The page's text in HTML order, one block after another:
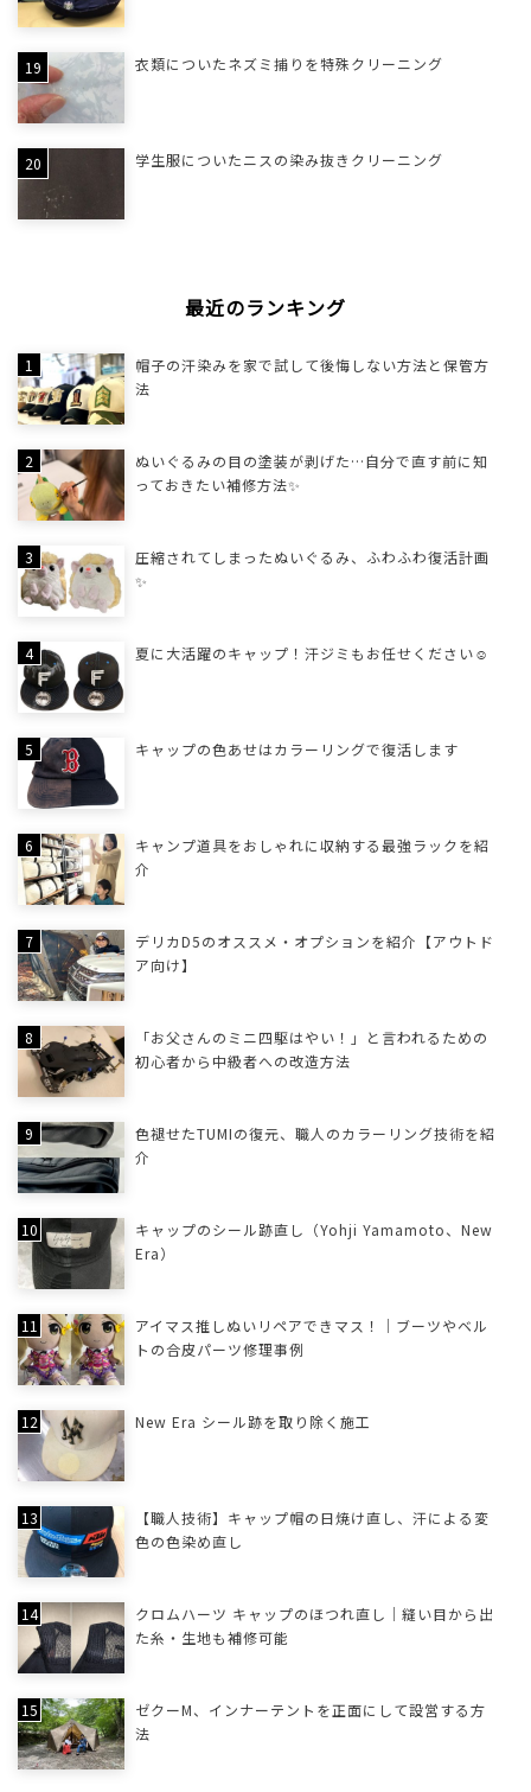
衣類についたネズミ捕りを特殊クリーニング
学生服についたニスの染み抜きクリーニング
最近のランキング
帽子の汗染みを家で試して後悔しない方法と保管方
法
ぬいぐるみの目の塗装が剥げた…自分で直す前に知
っておきたい補修方法✨
圧縮されてしまったぬいぐるみ、ふわふわ復活計画
✨
夏に大活躍のキャップ！汗ジミもお任せください☺
キャップの色あせはカラーリングで復活します
キャンプ道具をおしゃれに収納する最強ラックを紹
介
デリカD5のオススメ・オプションを紹介【アウトド
ア向け】
「お父さんのミニ四駆はやい！」と言われるための
初心者から中級者への改造方法
色褪せたTUMIの復元、職人のカラーリング技術を紹
介
キャップのシール跡直し（Yohji Yamamoto、New
Era）
アイマス推しぬいリペアできマス！｜ブーツやベル
トの合皮パーツ修理事例
New Era シール跡を取り除く施工
【職人技術】キャップ帽の日焼け直し、汗による変
色の色染め直し
クロムハーツ キャップのほつれ直し｜縫い目から出
た糸・生地も補修可能
ゼクーM、インナーテントを正面にして設営する方
法